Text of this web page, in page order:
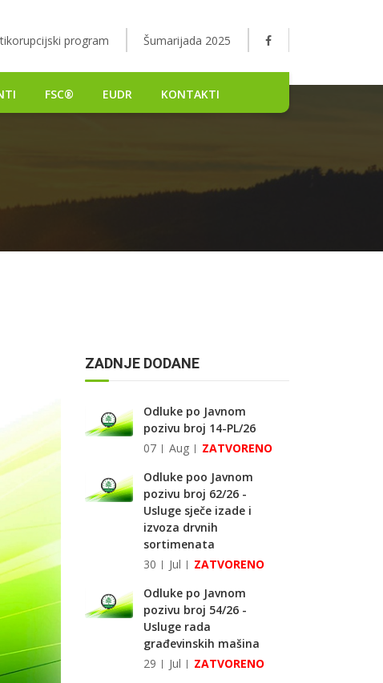
Šumarijada 2025
program
FSC® EUDR KONTAKTI
ZADNJE DODANE
Odluke po Javnom
pozivu broj 14-PL/26
07
Aug
ZATVORENO
Odluke poo Javnom
pozivu broj 62/26 -
Usluge sječe izade i
izvoza drvnih
sortimenata
30
Jul
ZATVORENO
Odluke po Javnom
pozivu broj 54/26 -
Usluge rada
građevinskih mašina
29
Jul
ZATVORENO